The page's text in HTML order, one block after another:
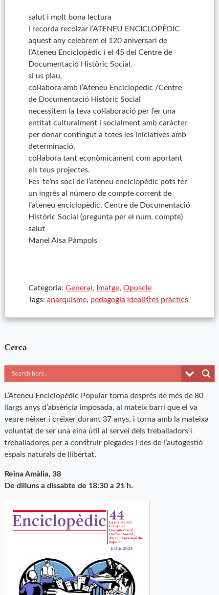
salut i molt bona lectura
i recorda recolzar l’ATENEU ENCICLOPÈDIC
aquest any celebrem el 120 aniversari de
l’Ateneu Enciclopèdic i el 45 del Centre de
Documentació Històric Social.
si us plau,
col·labora amb l’Ateneu Enciclopèdic /Centre
de Documentació Històric Social
necessitem la teva col·laboració per fer una
entitat culturalment i socialment amb caràcter
per donar contingut a totes les iniciatives amb
determinació.
col·labora tant econòmicament com aportant
els teus projectes.
Fes-te’ns soci de l’ateneu enciclopèdic pots fer
un ingrés al número de compte corrent de
l’ateneu enciclopèdic, Centre de Documentació
Històric Social (pregunta per el num. compte)
salut
Manel Aisa Pàmpols
Categoria: General , Imatge, Opuscle
Tags: anarquisme, pedagogia idealistes pràctics
Cerca
L’Ateneu Enciclopèdic Popular torna després de més de 80
llargs anys d’absència imposada, al mateix barri que el va
veure nèixer i créixer durant 37 anys, i torna amb la mateixa
voluntat de ser una eina útil al servei dels treballadors i
treballadores per a construir plegades i des de l’autogestió
espais naturals de llibertat.
Reina Amàlia, 38
De dilluns a dissabte de 18:30 a 21 h.